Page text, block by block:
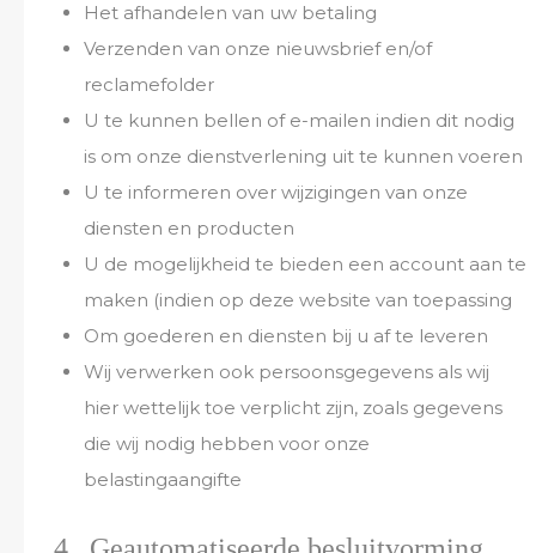
Het afhandelen van uw betaling
Verzenden van onze nieuwsbrief en/of
reclamefolder
U te kunnen bellen of e-mailen indien dit nodig
is om onze dienstverlening uit te kunnen voeren
U te informeren over wijzigingen van onze
diensten en producten
U de mogelijkheid te bieden een account aan te
maken (indien op deze website van toepassing
Om goederen en diensten bij u af te leveren
Wij verwerken ook persoonsgegevens als wij
hier wettelijk toe verplicht zijn, zoals gegevens
die wij nodig hebben voor onze
belastingaangifte